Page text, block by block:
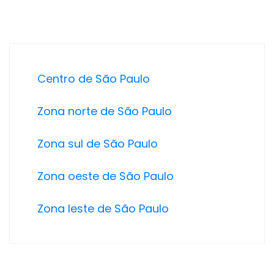
Centro de São Paulo
Zona norte de São Paulo
Zona sul de São Paulo
Zona oeste de São Paulo
Zona leste de São Paulo